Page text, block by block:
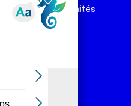
Espace Ligue & comités
Espace chercheur